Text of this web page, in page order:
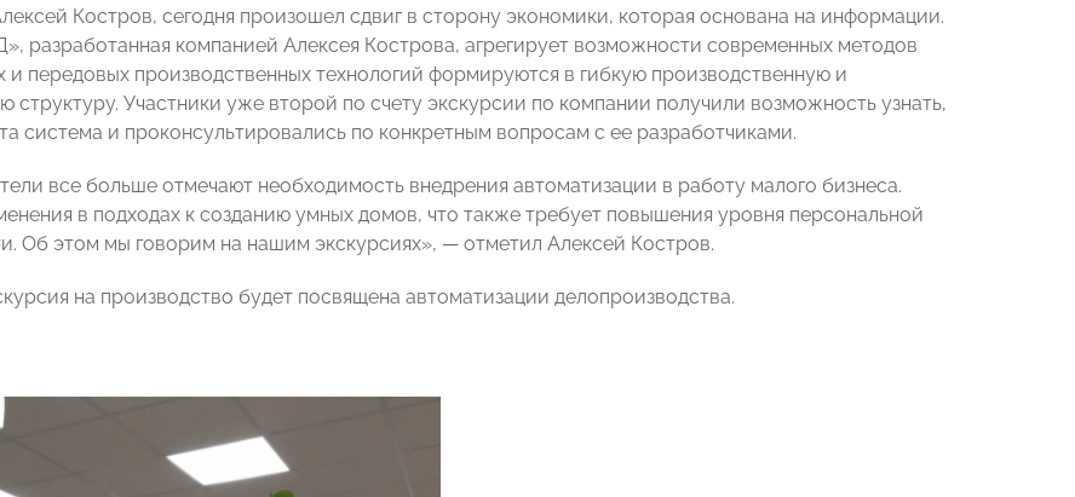
Костров, сегодня произошел сдвиг в сторону экономики, которая основана на информации.
разработанная компанией Алексея Кострова, агрегирует возможности современных методов
и передовых производственных технологий формируются в гибкую производственную и
структуру. Участники уже второй по счету экскурсии по компании получили возможность узнать,
система и проконсультировались по конкретным вопросам с ее разработчиками.
все больше отмечают необходимость внедрения автоматизации в работу малого бизнеса.
в подходах к созданию умных домов, что также требует повышения уровня персональной
Об этом мы говорим на нашим экскурсиях», — отметил Алексей Костров.
на производство будет посвящена автоматизации делопроизводства.